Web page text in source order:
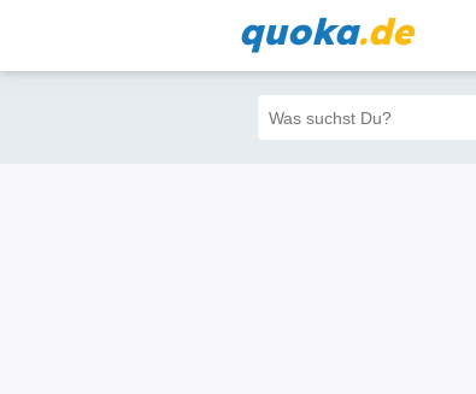
quoka.de
Filter 3 Alle
10